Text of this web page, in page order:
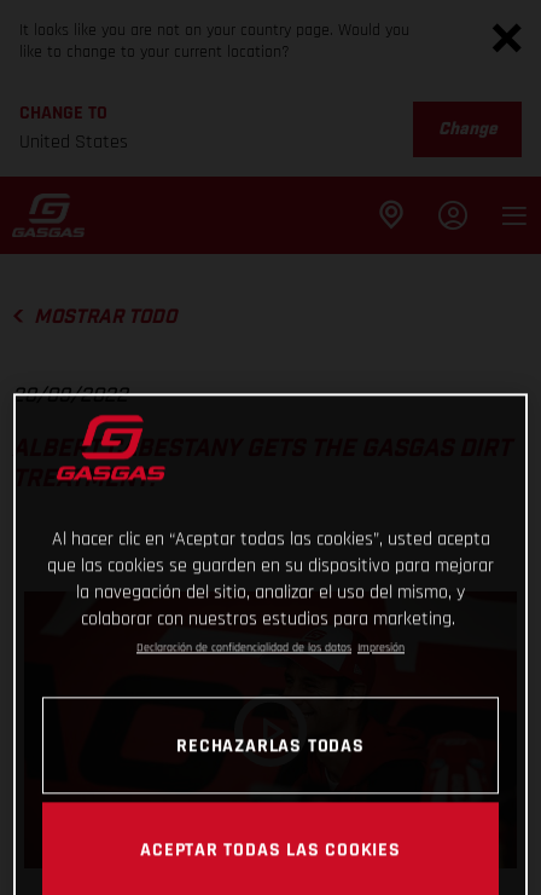
It looks like you are not on your country page. Would you
like to change to your current location?
CHANGE TO
United States
Change
MOSTRAR TODO
28/09/2022
ALBERT CABESTANY GETS THE GASGAS DIRT
TREATMENT!
Al hacer clic en “Aceptar todas las cookies”, usted acepta
que las cookies se guarden en su dispositivo para mejorar
la navegación del sitio, analizar el uso del mismo, y
colaborar con nuestros estudios para marketing.
Declaración de confidencialidad de los datos Impresión
RECHAZARLAS TODAS
ACEPTAR TODAS LAS COOKIES